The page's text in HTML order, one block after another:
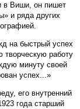
в Виши, он пишет
и ряда других
на быстрый успех
творческую работу
минуту своей
успех...»
его внутренний
года старший